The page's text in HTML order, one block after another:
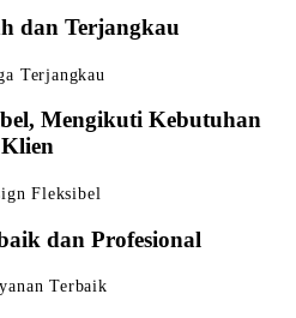
dan Terjangkau
Mengikuti Kebutuhan
Klien
dan Profesional